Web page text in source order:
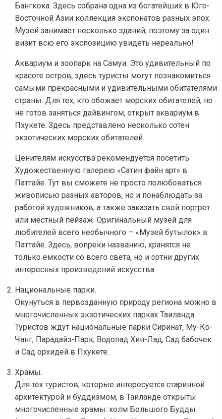
Бангкока. Здесь собрана одна из богатейших в Юго-
Восточной Азии коллекция экспонатов разных эпох.
Музей занимает несколько зданий, поэтому за один
визит всю его экспозицию увидеть нереально!
Аквариум и зоопарк на Самуи. Это удивительный по
красоте остров, здесь туристы могут познакомиться
самыми прекрасными и удивительными обитателями
страны. Для тех, кто обожает морских обитателей, но
не готов заняться дайвингом, открыт аквариум в
Пхукете. Здесь представлено несколько сотен
экзотических морских обитателей.
Ценителям искусства рекомендуется посетить
Художественную галерею «Сатин файн арт» в
Паттайе. Тут вы сможете не просто полюбоваться
живописью разных авторов, но и понаблюдать за
работой художников, а также заказать свой портрет
или местный пейзаж. Оригинальный музей для
любителей всего необычного – «Музей бутылок» в
Паттайе. Здесь, вопреки названию, хранятся не
только емкости со всего света, но и сотни других
интересных произведений искусства.
Национальные парки.
Окунуться в первозданную природу региона можно в
многочисленных экзотических парках Таиланда.
Туристов ждут национальные парки Сиринат, Му-Ко-
Чанг, Парадайз-Парк, Водопад Хин-Лад, Сад бабочек
и Сад орхидей в Пхукете.
Храмы.
Для тех туристов, которые интересуется старинной
архитектурой и буддизмом, в Таиланде открыты
многочисленные храмы: холм Большого Будды